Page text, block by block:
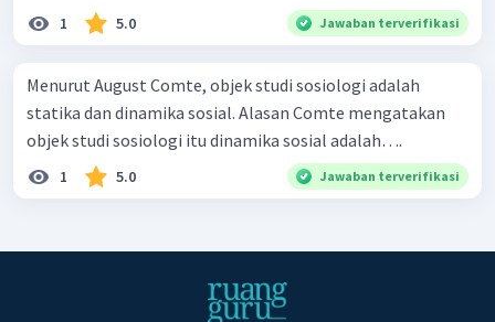
1 5.0 Jawaban terverifikasi
Menurut August Comte, objek studi sosiologi adalah
statika dan dinamika sosial. Alasan Comte mengatakan
objek studi sosiologi itu dinamika sosial adalah….
1 5.0 Jawaban terverifikasi